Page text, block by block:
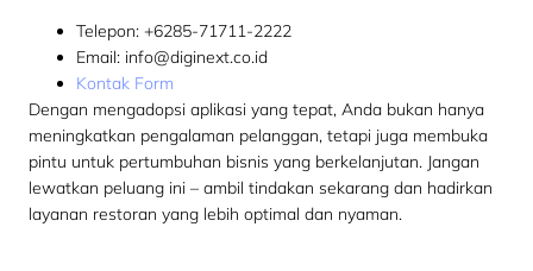
Telepon: +6285-71711-2222
Email: info@diginext.co.id
Kontak Form
Dengan mengadopsi aplikasi yang tepat, Anda bukan hanya
meningkatkan pengalaman pelanggan, tetapi juga membuka
pintu untuk pertumbuhan bisnis yang berkelanjutan. Jangan
lewatkan peluang ini – ambil tindakan sekarang dan hadirkan
layanan restoran yang lebih optimal dan nyaman.